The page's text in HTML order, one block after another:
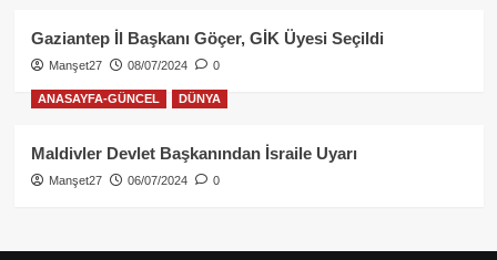
Gaziantep İl Başkanı Göçer, GİK Üyesi Seçildi
Manşet27 08/07/2024 0
ANASAYFA-GÜNCEL DÜNYA
Maldivler Devlet Başkanından İsraile Uyarı
Manşet27 06/07/2024 0